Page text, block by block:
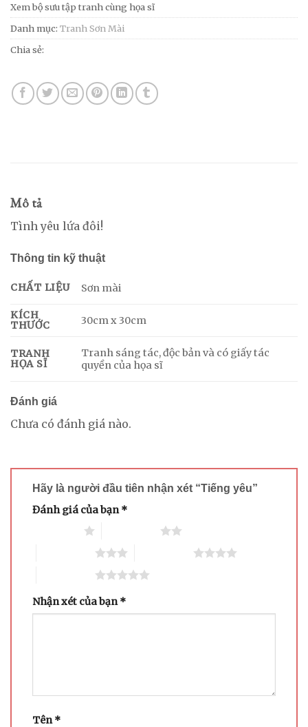
Xem bộ sưu tập tranh cùng họa sĩ
Danh mục: Tranh Sơn Mài
Chia sẻ:
Mô tả
Tình yêu lứa đôi!
Thông tin kỹ thuật
CHẤT LIỆU Sơn mài
KÍCH
THƯỚC
30cm x 30cm
TRANH
HỌA SĨ
Tranh sáng tác, độc bản và có giấy tác
quyền của họa sĩ
Đánh giá
Chưa có đánh giá nào.
Hãy là người đầu tiên nhận xét “Tiếng yêu”
Đánh giá của bạn*
Nhận xét của bạn *
Tên*